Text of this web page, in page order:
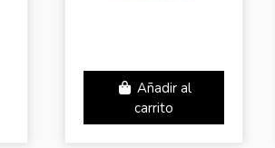
Añadir al
carrito